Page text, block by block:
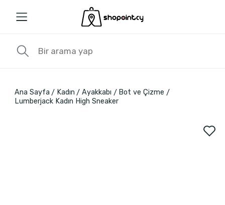
Ana Sayfa Kadın Ayakkabı
Bot ve Çizme
Lumberjack Kadın High Sneaker